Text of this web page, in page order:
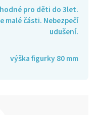
pro děti do 3let.
malé části. Nebezpečí
udušení.
výška figurky 80 mm